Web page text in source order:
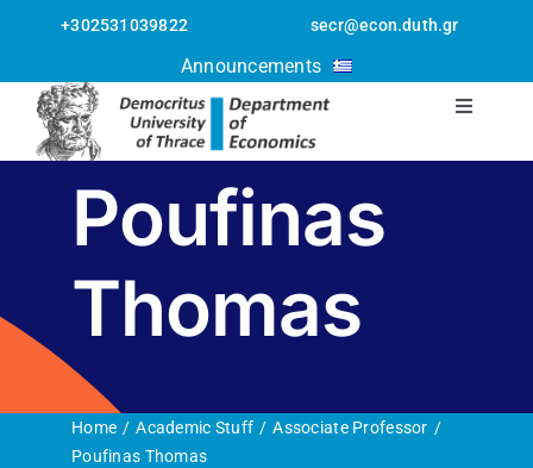
Open toolbar
content
+302531039822 secr@econ.duth.gr
Announcements
Toggle
The
Poufinas
Thomas
Home Academic Stuff
Associate Professor
Poufinas Thomas